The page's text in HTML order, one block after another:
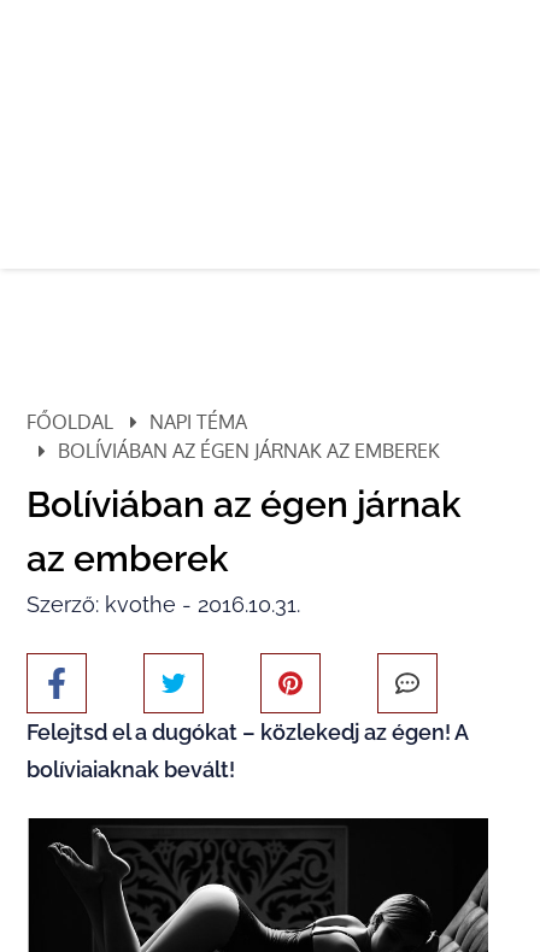
FŐOLDAL
NAPI TÉMA
BOLÍVIÁBAN AZ ÉGEN JÁRNAK AZ EMBEREK
Bolíviában az égen járnak
az emberek
Szerző: kvothe - 2016.10.31.
Felejtsd el a dugókat – közlekedj az égen! A
bolíviaiaknak bevált!